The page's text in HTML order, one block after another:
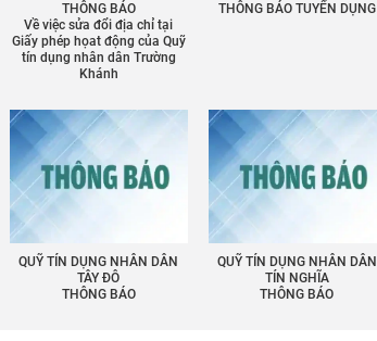
THÔNG BÁO
Về việc sửa đổi địa chỉ tại
Giấy phép họat động của Quỹ
tín dụng nhân dân Trường
Khánh
THÔNG BÁO TUYỂN DỤNG
QUỸ TÍN DỤNG NHÂN DÂN
TÂY ĐÔ
THÔNG BÁO
QUỸ TÍN DỤNG NHÂN DÂN
TÍN NGHĨA
THÔNG BÁO